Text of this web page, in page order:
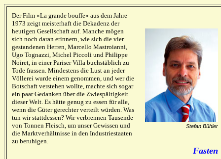
Der Film «La grande bouffe» aus dem Jahre
1973 zeigt meisterhaft die Dekadenz der
heutigen Gesellschaft auf. Manche mögen
sich noch daran erinnern, wie sich die vier
gestandenen Herren, Marcello Mastroianni,
Ugo Tognazzi, Michel Piccoli und Philippe
Noiret, in einer Pariser Villa buchstäblich zu
Tode frassen. Mindestens die Lust an jeder
Völlerei wurde einem genommen, und wer die
Botschaft verstehen wollte, machte sich sogar
ein paar Gedanken über die Zwiespältigkeit
dieser Welt. Es hätte genug zu essen für alle,
wenn die Güter gerechter verteilt würden. Was
tun wir stattdessen? Wir verbrennen Tausende
von Tonnen Fleisch, um unser Gewissen und
die Marktverhältnisse in den Industriestaaten
zu beruhigen.
Stefan Bühler
Fasten